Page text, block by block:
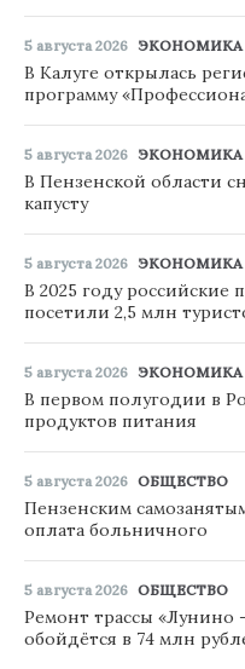
5 августа 2026 ЭКОНОМИКА
В Калуге открылась
программу
5 августа 2026 ЭКОНОМИКА
В Пензенской области
капусту
5 августа 2026 ЭКОНОМИКА
В 2025 году
посетили 2,5 млн
5 августа 2026 ЭКОНОМИКА
В первом полугодии в
продуктов питания
5 августа 2026 ОБЩЕСТВО
Пензенским
оплата больничного
5 августа 2026 ОБЩЕСТВО
Ремонт трассы «Лунино
обойдётся в 74 млн